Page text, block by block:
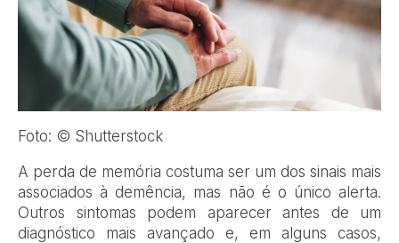
Foto: © Shutterstock
A perda de memória costuma ser um dos sinais mais
associados à demência, mas não é o único alerta.
Outros sintomas podem aparecer antes de um
diagnóstico mais avançado e, em alguns casos,